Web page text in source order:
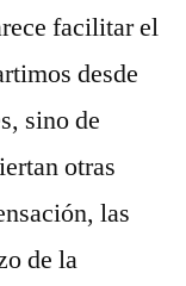
facilitar el
desde
sino de
otras
las
de la